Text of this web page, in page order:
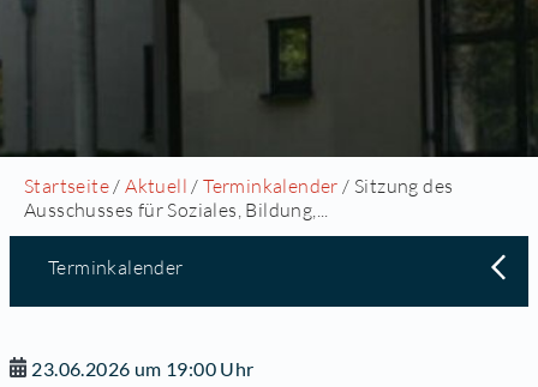
Startseite /Aktuell /Terminkalender / Sitzung des
Ausschusses für Soziales, Bildung,...
Terminkalender
23.06.2026 um 19:00 Uhr